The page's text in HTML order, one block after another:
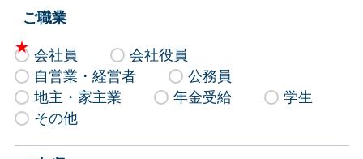
ご職業
会社員
会社役員
自営業・経営者
公務員
地主・家主業
年金受給
学生
その他